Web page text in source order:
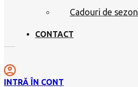
Cadouri de sezon
CONTACT
INTRĂ ÎN CONT